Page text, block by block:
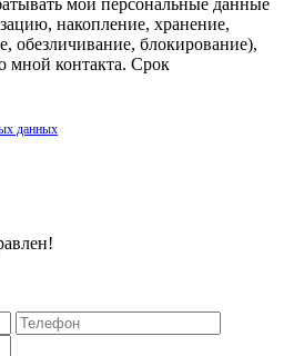
накопление, хранение,
обезличивание, блокирование),
мной контакта. Срок
данных